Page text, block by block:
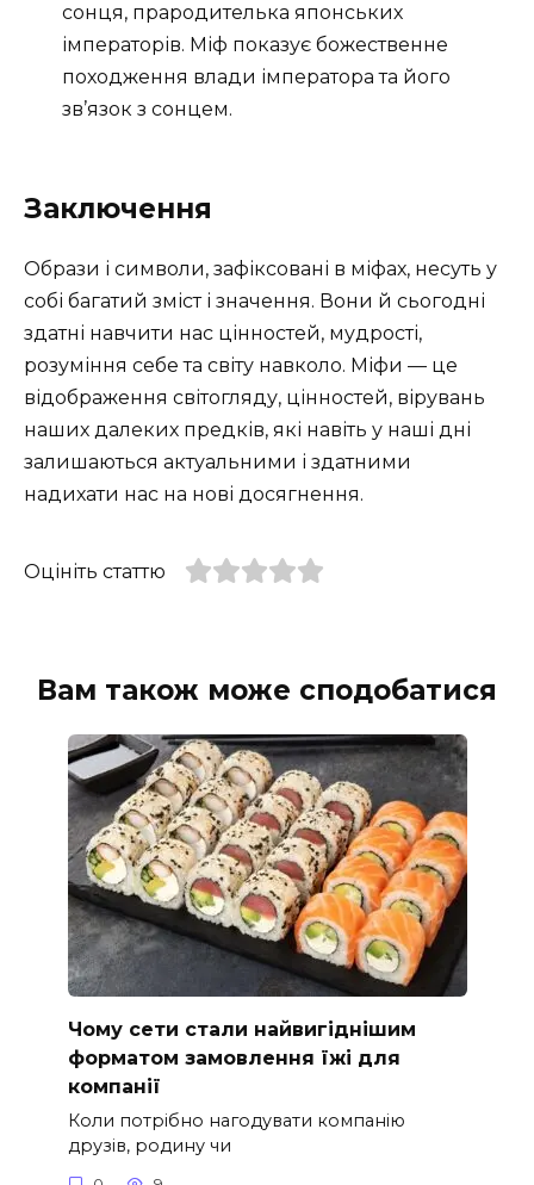
сонця, прародителька японських
імператорів. Міф показує божественне
походження влади імператора та його
зв’язок з сонцем.
Заключення
Образи і символи, зафіксовані в міфах, несуть у
собі багатий зміст і значення. Вони й сьогодні
здатні навчити нас цінностей, мудрості,
розуміння себе та світу навколо. Міфи — це
відображення світогляду, цінностей, вірувань
наших далеких предків, які навіть у наші дні
залишаються актуальними і здатними
надихати нас на нові досягнення.
Оцініть статтю
Вам також може сподобатися
Чому сети стали найвигіднішим
форматом замовлення їжі для
компанії
Коли потрібно нагодувати компанію
друзів, родину чи